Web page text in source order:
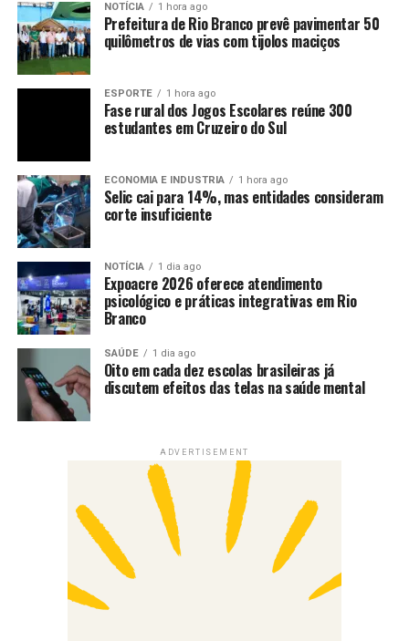
NOTÍCIA 1 hora ago
Prefeitura de Rio Branco prevê pavimentar 50
quilômetros de vias com tijolos maciços
ESPORTE 1 hora ago
Fase rural dos Jogos Escolares reúne 300
estudantes em Cruzeiro do Sul
ECONOMIA E INDUSTRIA 1 hora ago
Selic cai para 14%, mas entidades consideram
corte insuficiente
NOTÍCIA 1 dia ago
Expoacre 2026 oferece atendimento
psicológico e práticas integrativas em Rio
Branco
SAÚDE 1 dia ago
Oito em cada dez escolas brasileiras já
discutem efeitos das telas na saúde mental
ADVERTISEMENT